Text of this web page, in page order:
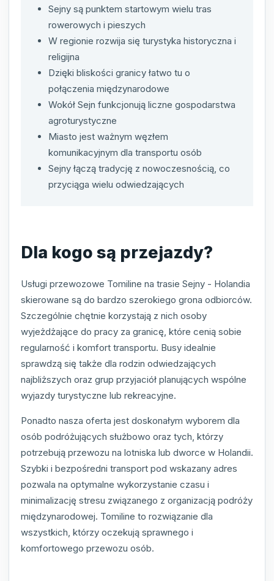
Sejny są punktem startowym wielu tras
rowerowych i pieszych
W regionie rozwija się turystyka historyczna i
religijna
Dzięki bliskości granicy łatwo tu o
połączenia międzynarodowe
Wokół Sejn funkcjonują liczne gospodarstwa
agroturystyczne
Miasto jest ważnym węzłem
komunikacyjnym dla transportu osób
Sejny łączą tradycję z nowoczesnością, co
przyciąga wielu odwiedzających
Dla kogo są przejazdy?
Usługi przewozowe Tomiline na trasie Sejny - Holandia
skierowane są do bardzo szerokiego grona odbiorców.
Szczególnie chętnie korzystają z nich osoby
wyjeżdżające do pracy za granicę, które cenią sobie
regularność i komfort transportu. Busy idealnie
sprawdzą się także dla rodzin odwiedzających
najbliższych oraz grup przyjaciół planujących wspólne
wyjazdy turystyczne lub rekreacyjne.
Ponadto nasza oferta jest doskonałym wyborem dla
osób podróżujących służbowo oraz tych, którzy
potrzebują przewozu na lotniska lub dworce w Holandii.
Szybki i bezpośredni transport pod wskazany adres
pozwala na optymalne wykorzystanie czasu i
minimalizację stresu związanego z organizacją podróży
międzynarodowej. Tomiline to rozwiązanie dla
wszystkich, którzy oczekują sprawnego i
komfortowego przewozu osób.